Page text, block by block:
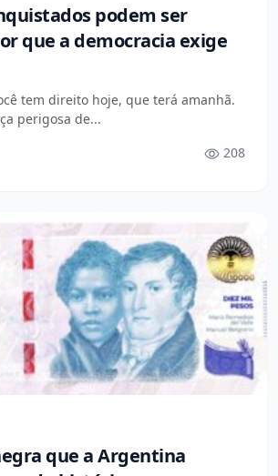
podem ser
que a democracia exige
tem direito hoje, que terá amanhã.
perigosa de...
208
que a Argentina